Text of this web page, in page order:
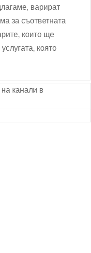
варират
за съответната
които ще
която
канали в